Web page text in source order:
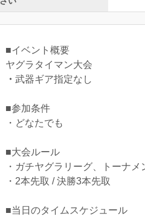
■イベント概要
ヤグラタイマン大会
・ 武器ギア指定なし
■参加条件
・どなたでも
■大会ルール
・ガチヤグラリーグ、トーナメ
・2本先取 / 決勝3本先取
■当日のタイムスケジュール